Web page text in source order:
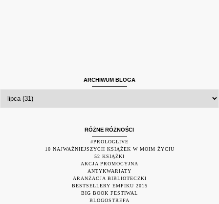
ARCHIWUM BLOGA
RÓŻNE RÓŻNOŚCI
#PROLOGLIVE
10 NAJWAŻNIEJSZYCH KSIĄŻEK W MOIM ŻYCIU
52 KSIĄŻKI
AKCJA PROMOCYJNA
ANTYKWARIATY
ARANŻACJA BIBLIOTECZKI
BESTSELLERY EMPIKU 2015
BIG BOOK FESTIWAL
BLOGOSTREFA